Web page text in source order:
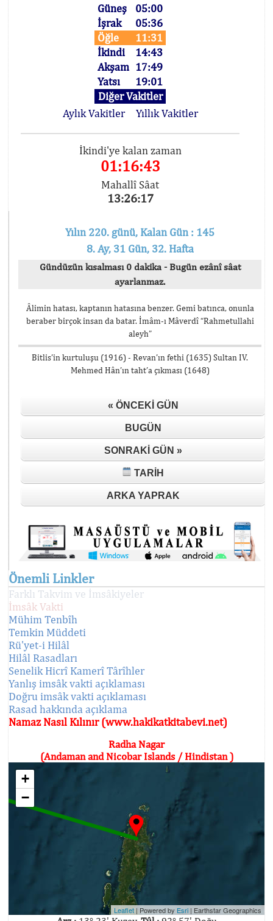
Güneş
05:00
İşrak
05:36
Öğle
11:31
İkindi
14:43
Akşam 17:49
Yatsı
19:01
Diğer Vakitler
Aylık Vakitler
Yıllık Vakitler
İkindi'ye kalan zaman
01:16:43
Mahallî Sâat
13:26:17
Yılın 220. günü, Kalan Gün : 145
8. Ay, 31 Gün, 32. Hafta
Gündüzün kısalması 0 dakika - Bugün ezânî sâat
ayarlanmaz.
Âlimin hatası, kaptanın hatasına benzer. Gemi batınca, onunla
beraber birçok insan da batar. İmâm-ı Mâverdî “Rahmetullahi
aleyh”
Bitlis’in kurtuluşu (1916) - Revan’ın fethi (1635) Sultan IV.
Mehmed Hân’ın taht’a çıkması (1648)
« ÖNCEKI GÜN
BUGÜN
SONRAKI GÜN »
TARIH
ARKA YAPRAK
Önemli Linkler
Farklı Takvim ve İmsâkiyeler
İmsâk Vakti
Mühim Tenbîh
Temkin Müddeti
Rü'yet-i Hilâl
Hilâl Rasadları
Senelik Hicrî Kamerî Târîhler
Yanlış imsâk vakti açıklaması
Doğru imsâk vakti açıklaması
Rasad hakkında açıklama
Namaz Nasıl Kılınır (www.hakikatkitabevi.net)
Radha Nagar
(Andaman and Nicobar Islands / Hindistan )
+
−
Leaflet | Powered by Esri | Earthstar Geographics